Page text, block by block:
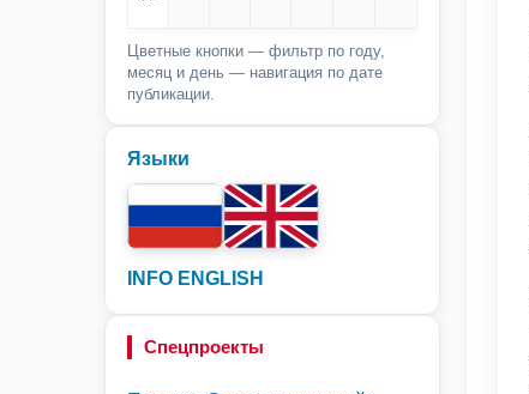
Цветные кнопки — фильтр по году,
месяц и день — навигация по дате
публикации.
Языки
INFO ENGLISH
Спецпроекты